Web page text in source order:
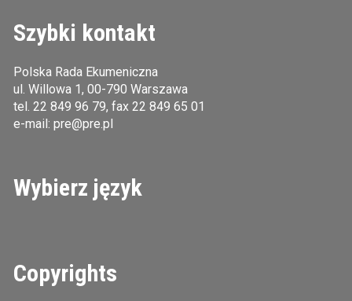
Szybki kontakt
Polska Rada Ekumeniczna
ul. Willowa 1, 00-790 Warszawa
tel. 22 849 96 79, fax 22 849 65 01
e-mail: pre@pre.pl
Wybierz język
Copyrights